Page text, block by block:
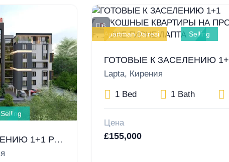
Selling
ГОТОВЫЕ К ЗАСЕЛЕНИЮ 1+1 РОСКОШНЫЕ КВАРТИРЫ НА ПРОДАЖУ В ЦЕНТРЕ КИРЕНИИ
6
Apartman Dairesi
Selling
Lapta, Кирения
1 Bed 1 Bath
Цена
£155,000